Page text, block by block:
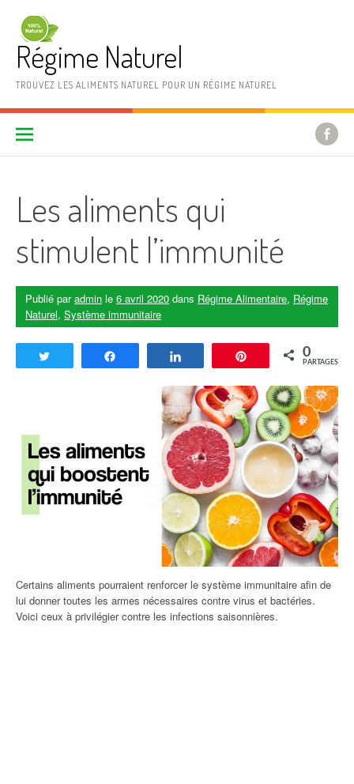
Régime Naturel
TROUVEZ LES ALIMENTS NATUREL POUR UN RÉGIME NATUREL
Les aliments qui
stimulent l’immunité
Publié paradmin le 6 avril 2020 dans Régime Alimentaire, Régime
Naturel, Système immunitaire
Enregistrer
0
PARTAGES
Certains aliments pourraient renforcer le système immunitaire afin de
lui donner toutes les armes nécessaires contre virus et bactéries.
Voici ceux à privilégier contre les infections saisonnières.